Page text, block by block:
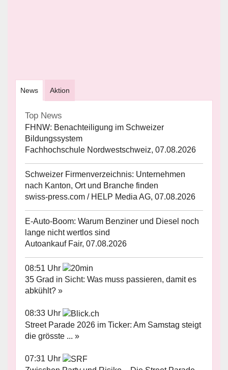
News Aktion
Top News
FHNW: Benachteiligung im Schweizer
Bildungssystem
Fachhochschule Nordwestschweiz, 07.08.2026
Schweizer Firmenverzeichnis: Unternehmen
nach Kanton, Ort und Branche finden
swiss-press.com / HELP Media AG, 07.08.2026
E-Auto-Boom: Warum Benziner und Diesel noch
lange nicht wertlos sind
Autoankauf Fair, 07.08.2026
08:51 Uhr
35 Grad in Sicht: Was muss passieren, damit es
abkühlt? »
08:33 Uhr
Street Parade 2026 im Ticker: Am Samstag steigt
die grösste ... »
07:31 Uhr